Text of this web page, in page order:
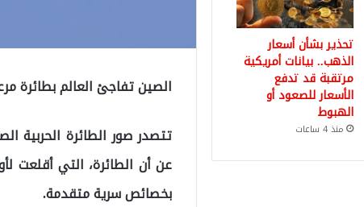
الصين تفاجئ العالم بطائرة
تتصدر صور الطائرة الحربية
عن أن الطائرة، التي أقلعت
بخصائص سرية متقدمة.
تحذير بشأن أسعار
الذهب.. بيانات أمريكية
مرتقبة قد تدفع
الأسعار للصعود أو
الهبوط
منذ 4 ساعات